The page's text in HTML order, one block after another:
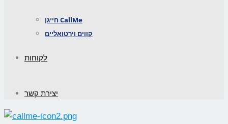
חייגן CallMe
קווים וירטואליים
לקוחות
יצירת קשר